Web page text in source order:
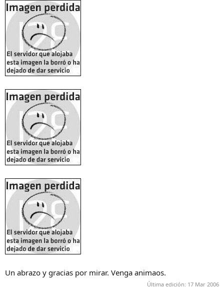
Un abrazo y gracias por mirar. Venga animaos.
Última edición: 17 Mar 2006